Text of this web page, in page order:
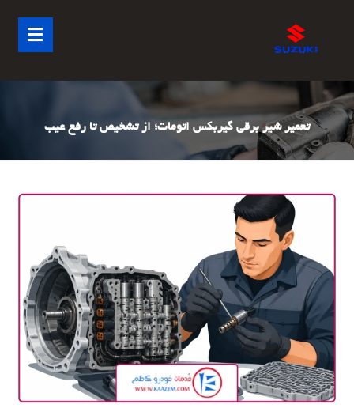
تعمیر شیر برقی گیربکس اتومات؛ از تشخیص تا رفع عیب